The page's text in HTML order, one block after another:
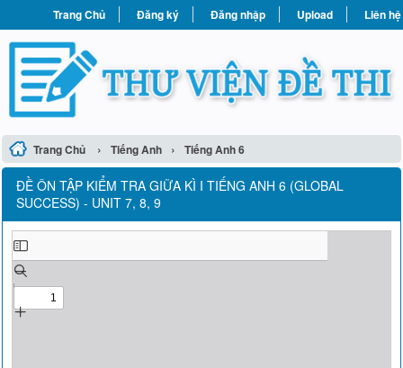
Trang Chủ Đăng ký Đăng nhập Upload Liên hệ
Trang Chủ › Tiếng Anh › Tiếng Anh 6
ĐỀ ÔN TẬP KIỂM TRA GIỮA KÌ I TIẾNG ANH 6 (GLOBAL
SUCCESS) - UNIT 7, 8, 9